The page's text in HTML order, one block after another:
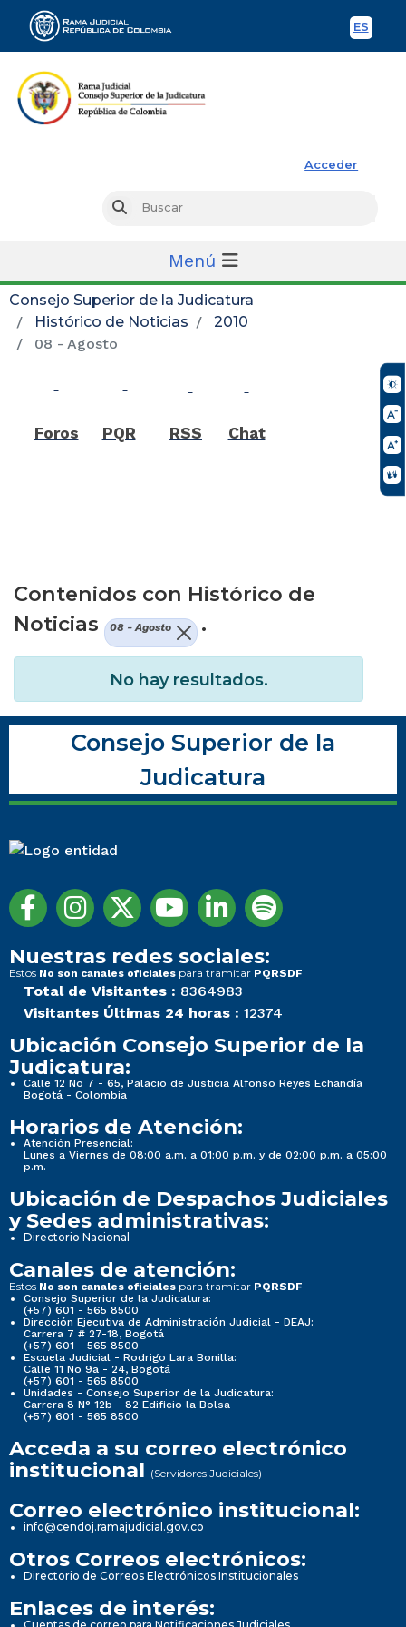
ES
Acceder
Buscar
Menú
Consejo Superior de la Judicatura
Histórico de Noticias
2010
08 - Agosto
Foros PQR RSS Chat
Contenidos con Histórico de
Noticias
08 - Agosto .
No hay resultados.
Consejo Superior de la
Judicatura
Nuestras redes sociales:
Estos No son canales oficiales para tramitar PQRSDF
Total de Visitantes : 8364983
Visitantes Últimas 24 horas : 12374
Ubicación Consejo Superior de la
Judicatura:
Calle 12 No 7 - 65, Palacio de Justicia Alfonso Reyes Echandía
Bogotá - Colombia
Horarios de Atención:
Atención Presencial:
Lunes a Viernes de 08:00 a.m. a 01:00 p.m. y de 02:00 p.m. a 05:00
p.m.
Ubicación de Despachos Judiciales
y Sedes administrativas:
Directorio Nacional
Canales de atención:
Estos No son canales oficiales para tramitar PQRSDF
Consejo Superior de la Judicatura:
(+57) 601 - 565 8500
Dirección Ejecutiva de Administración Judicial - DEAJ:
Carrera 7 # 27-18, Bogotá
(+57) 601 - 565 8500
Escuela Judicial - Rodrigo Lara Bonilla:
Calle 11 No 9a - 24, Bogotá
(+57) 601 - 565 8500
Unidades - Consejo Superior de la Judicatura:
Carrera 8 N° 12b - 82 Edificio la Bolsa
(+57) 601 - 565 8500
Acceda a su correo electrónico
institucional (Servidores Judiciales)
Correo electrónico institucional:
info@cendoj.ramajudicial.gov.co
Otros Correos electrónicos:
Directorio de Correos Electrónicos Institucionales
Enlaces de interés: